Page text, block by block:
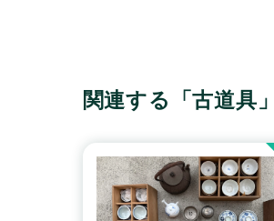
関連する「古道具